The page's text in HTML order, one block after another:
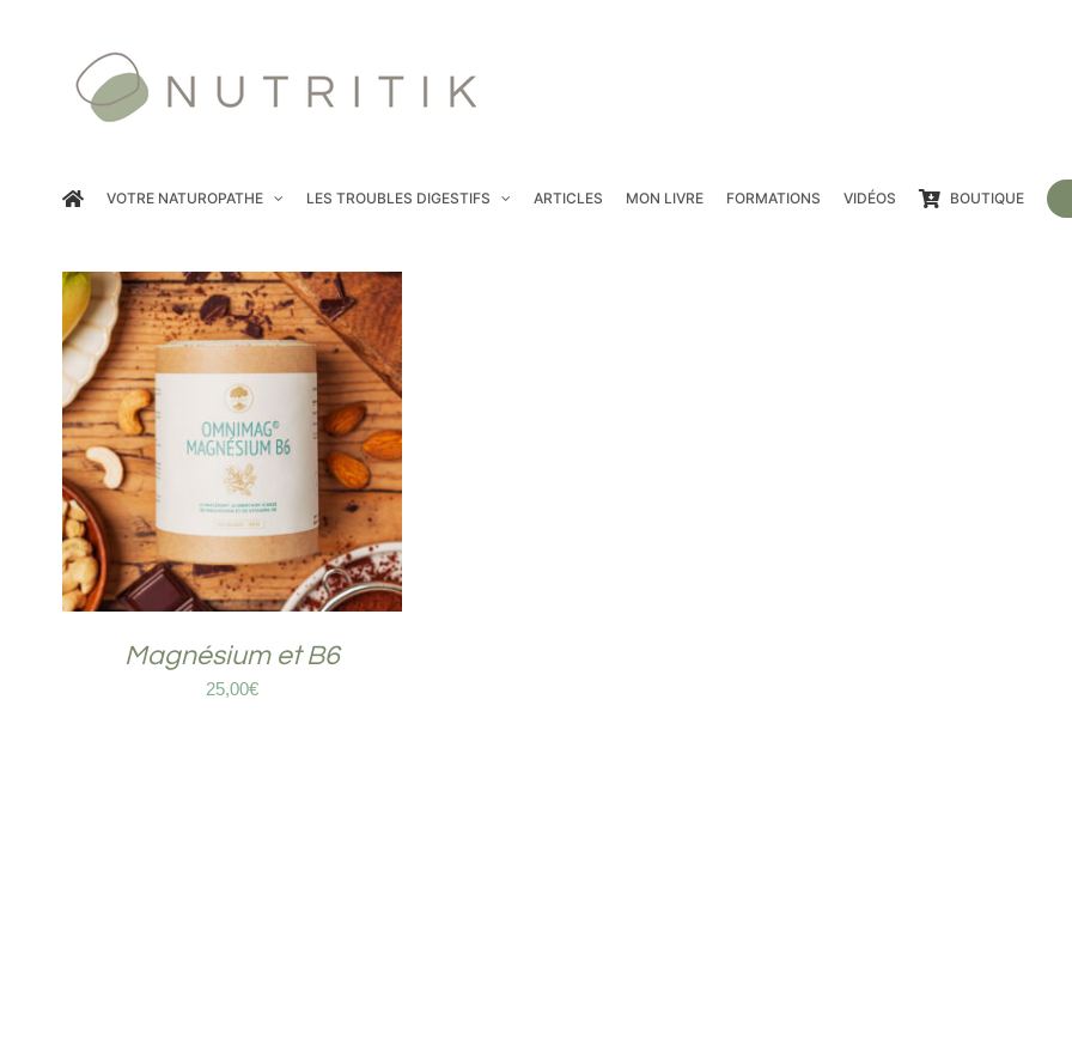
VOTRE NATUROPATHE LES TROUBLES DIGESTIFS ARTICLES MON LIVRE FORMATIONS VIDÉOS BOUTIQUE
COMMANDER / DÉTAILS
Magnésium et B6
25,00€